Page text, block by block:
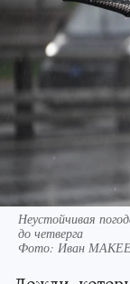
Неустойчивая
до четверга
Фото: Иван